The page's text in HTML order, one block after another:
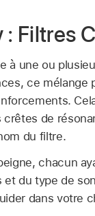
Filtres
à une ou
ce
de
du filtre.
chacun
du type de
dans votre